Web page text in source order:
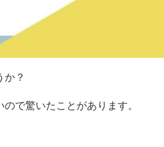
か？
で驚いたことがあります。